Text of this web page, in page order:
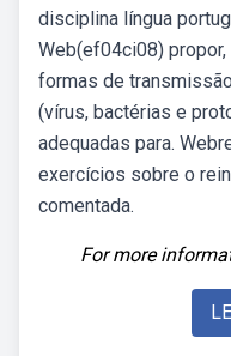
disciplina língua
Web(ef04ci08)
formas de
(vírus, bactérias e
adequadas para.
exercícios sobre o
comentada.
For more